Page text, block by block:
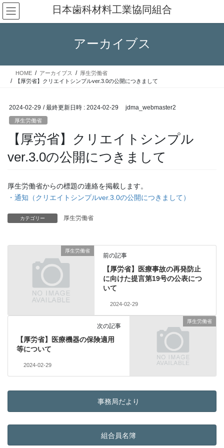
コ
ン
テ
ス
ナ
ビ
ゲ
ン
日本歯科材料工業協同組合
アーカイブス
HOME アーカイブス
厚生労働省
【厚労省】クリエイトシンプルver.3.0の公開につきまして
2024-02-29 / 最終更新日時 : 2024-02-29 jdma_webmaster2
厚生労働省
【厚労省】クリエイトシンプル
ver.3.0の公開につきまして
厚生労働省からの標題の連絡を掲載します。
・通知（クリエイトシンプルver.3.0の公開につきまして）
カテゴリー 厚生労働省
厚生労働省
前の記事
【厚労省】医療事故の再発防止
に向けた提言第19号の公表につ
いて
2024-02-29
厚生労働省
次の記事
【厚労省】医療機器の保険適用
等について
2024-02-29
事務局だより
組合員名簿